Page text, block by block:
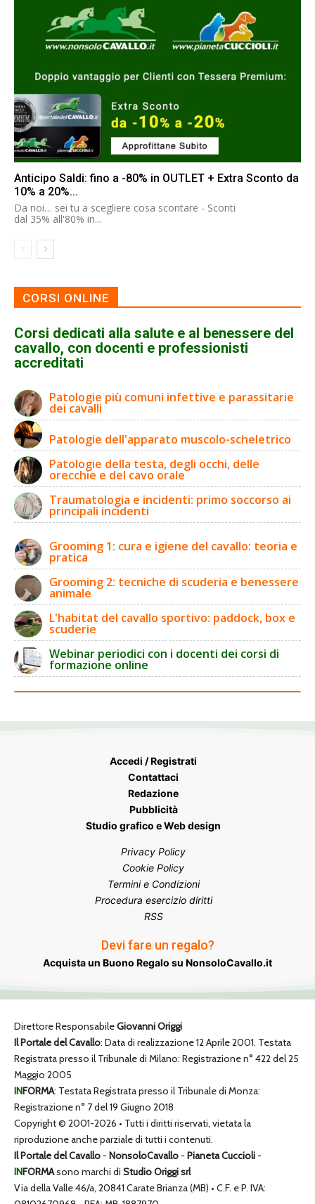
Anticipo Saldi: fino a -80% in OUTLET + Extra Sconto da
10% a 20%...
Da noi… sei tu a scegliere cosa scontare - Sconti
dal 35% all'80% in...
CORSI ONLINE
Corsi dedicati alla salute e al benessere del
cavallo, con docenti e professionisti
accreditati
Patologie più comuni infettive e parassitarie
dei cavalli
Patologie dell'apparato muscolo-scheletrico
Patologie della testa, degli occhi, delle
orecchie e del cavo orale
Traumatologia e incidenti: primo soccorso ai
principali incidenti
Grooming 1: cura e igiene del cavallo: teoria e
pratica
Grooming 2: tecniche di scuderia e benessere
animale
L'habitat del cavallo sportivo: paddock, box e
scuderie
Webinar periodici con i docenti dei corsi di
formazione online
Accedi / Registrati
Contattaci
Redazione
Pubblicità
Studio grafico e Web design
Privacy Policy
Cookie Policy
Termini e Condizioni
Procedura esercizio diritti
RSS
Devi fare un regalo?
Acquista un Buono Regalo su NonsoloCavallo.it
Direttore ResponsabileGiovanni Origgi
Il Portale del Cavallo: Data di realizzazione 12 Aprile 2001. Testata
Registrata presso il Tribunale di Milano: Registrazione n° 422 del 25
Maggio 2005
INFORMA: Testata Registrata presso il Tribunale di Monza:
Registrazione n° 7 del 19 Giugno 2018
Copyright © 2001-2026 • Tutti i diritti riservati, vietata la
riproduzione anche parziale di tutti i contenuti.
Il Portale del Cavallo - NonsoloCavallo - Pianeta Cuccioli -
INFORMAsono marchi di Studio Origgi srl
Via della Valle 46/a, 20841 Carate Brianza (MB) • C.F. e P. IVA: